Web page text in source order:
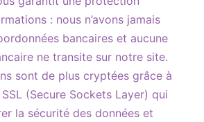
: nous n’avons jamais
bancaires et aucune
ne transite sur notre site.
sont de plus cryptées grâce à
(Secure Sockets Layer) qui
la sécurité des données et